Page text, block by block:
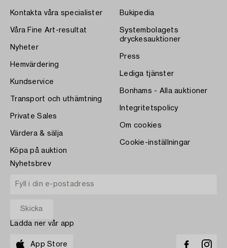
Kontakta våra specialister
Våra Fine Art-resultat
Nyheter
Hemvärdering
Kundservice
Transport och uthämtning
Private Sales
Värdera & sälja
Köpa på auktion
Bukipedia
Systembolagets
dryckesauktioner
Press
Lediga tjänster
Bonhams - Alla auktioner
Integritetspolicy
Om cookies
Cookie-inställningar
Nyhetsbrev
Ladda ner vår app
App Store